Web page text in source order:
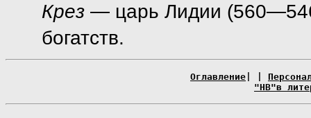
Крез— царь Лидии (560—546
богатств.
Оглавление
"НВ"в